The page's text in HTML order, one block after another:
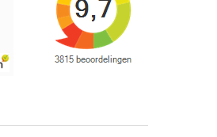
Altijd alles op voorraad en een
supersnelle levering!